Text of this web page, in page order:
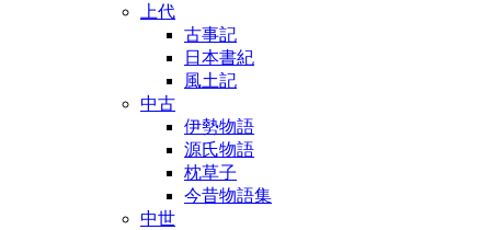
上代
古事記
日本書紀
風土記
中古
伊勢物語
源氏物語
枕草子
今昔物語集
中世